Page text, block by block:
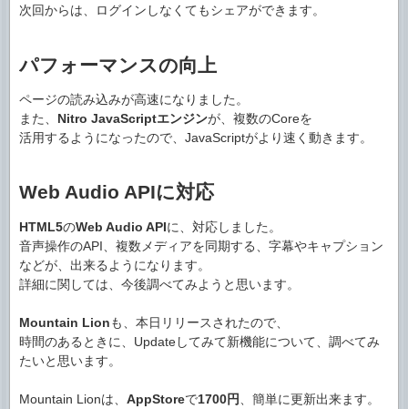
次回からは、ログインしなくてもシェアができます。
パフォーマンスの向上
ページの読み込みが高速になりました。
また、 Nitro JavaScriptエンジンが、複数のCoreを
活用するようになったので、JavaScriptがより速く動きます。
Web Audio APIに対応
HTML5のWeb Audio APIに、対応しました。
音声操作のAPI、複数メディアを同期する、字幕やキャプション
などが、出来るようになります。
詳細に関しては、今後調べてみようと思います。
Mountain Lionも、本日リリースされたので、
時間のあるときに、Updateしてみて新機能について、調べてみ
たいと思います。
Mountain Lionは、 AppStoreで1700円 、簡単に更新出来ます。